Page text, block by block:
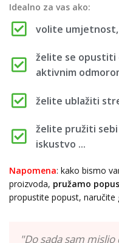
Idealno za vas ako:
volite umjetnost,
želite se opustiti
aktivnim
želite ublažiti
želite pružiti
iskustvo ...
Napomena: kako bismo
proizvoda, pružamo
propustite popust, naručite
"Do sada sam